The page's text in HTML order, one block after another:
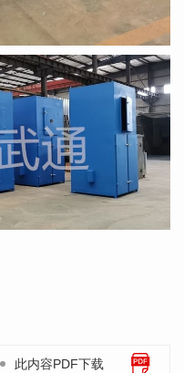
此内容PDF下载